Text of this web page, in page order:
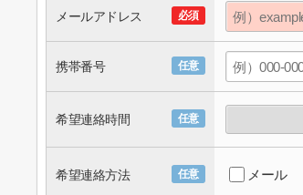
必須
メールアドレス
任意
携帯番号
任意
希望連絡時間
任意
希望連絡方法 メール